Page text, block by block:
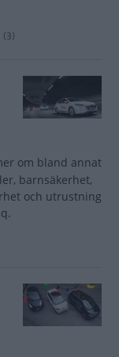
(3)
om bland annat
barnsäkerhet,
och utrustning